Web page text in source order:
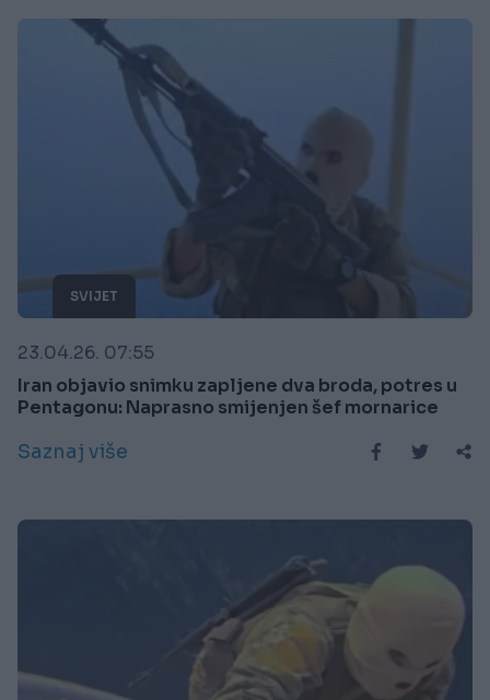
SVIJET
23.04.26. 07:55
Iran objavio snimku zapljene dva broda, potres u
Pentagonu: Naprasno smijenjen šef mornarice
Saznaj više